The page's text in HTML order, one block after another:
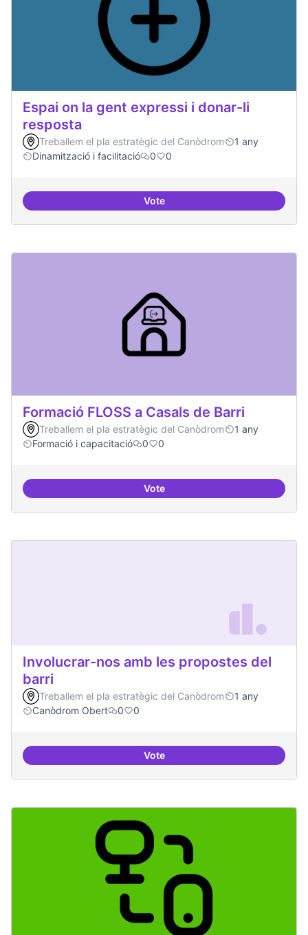
Espai on la gent expressi i donar-li
resposta
Treballem el pla estratègic del Canòdrom
1 any
Dinamització i facilitació
0 0
VoteEspai on la gent expressi i
Formació FLOSS a Casals de Barri
Treballem el pla estratègic del Canòdrom
1 any
Formació i capacitació
0 0
VoteFormació FLOSS a Casals de
Involucrar-nos amb les propostes del
barri
Treballem el pla estratègic del Canòdrom
1 any
Canòdrom Obert
0 0
VoteInvolucrar-nos amb les